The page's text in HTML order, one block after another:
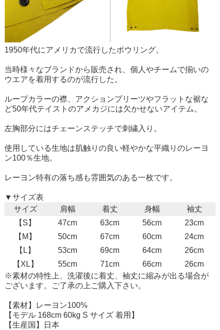
1950年代にアメリカで流行したボウリング。
当時様々なブランドから販売され、個人やチームで揃いの
ウエアを着用するのが流行した。
ループカラーの襟、アクションプリーツやフラットな裾な
ど50年代テイストのアメカジには欠かせないアイテム。
左胸部分にはチェーンステッチで刺繍入り。
使用している生地は肌触りの良い軽やかな平織りのレーヨ
ン100％生地。
レーヨン特有の落ち感も雰囲気のある一枚です。
▼サイズ表
サイズ
肩幅 着丈 身幅
袖丈
【S】
47cm 63cm 56cm
23cm
【M】
50cm 67cm 60cm
24cm
【L】
53cm 69cm 64cm
26cm
【XL】
55cm 71cm 66cm
26cm
※素材の特性上、洗濯後に着丈、袖丈に縮みが出る場合が
ございます。ご了承の上ご購入下さい。
【素材】レーヨン100%
【モデル 168cm 60kg S サイズ 着用】
【生産国】日本